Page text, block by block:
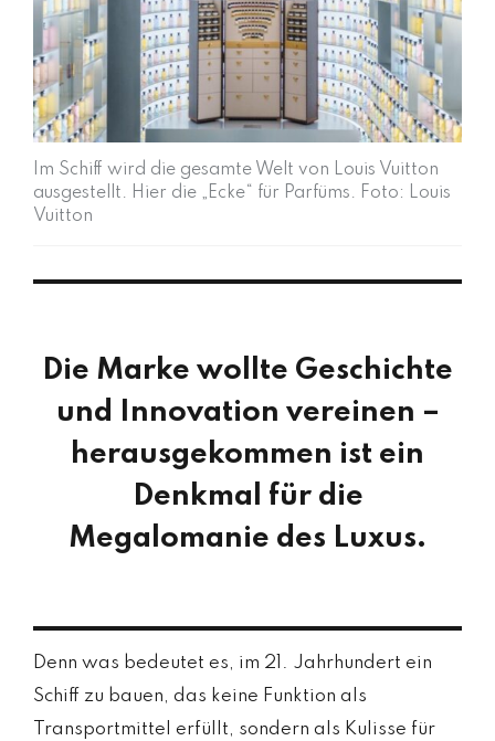
Im Schiff wird die gesamte Welt von Louis Vuitton
ausgestellt. Hier die „Ecke“ für Parfüms. Foto: Louis
Vuitton
Die Marke wollte Geschichte
und Innovation vereinen –
herausgekommen ist ein
Denkmal für die
Megalomanie des Luxus.
Denn was bedeutet es, im 21. Jahrhundert ein
Schiff zu bauen, das keine Funktion als
Transportmittel erfüllt, sondern als Kulisse für